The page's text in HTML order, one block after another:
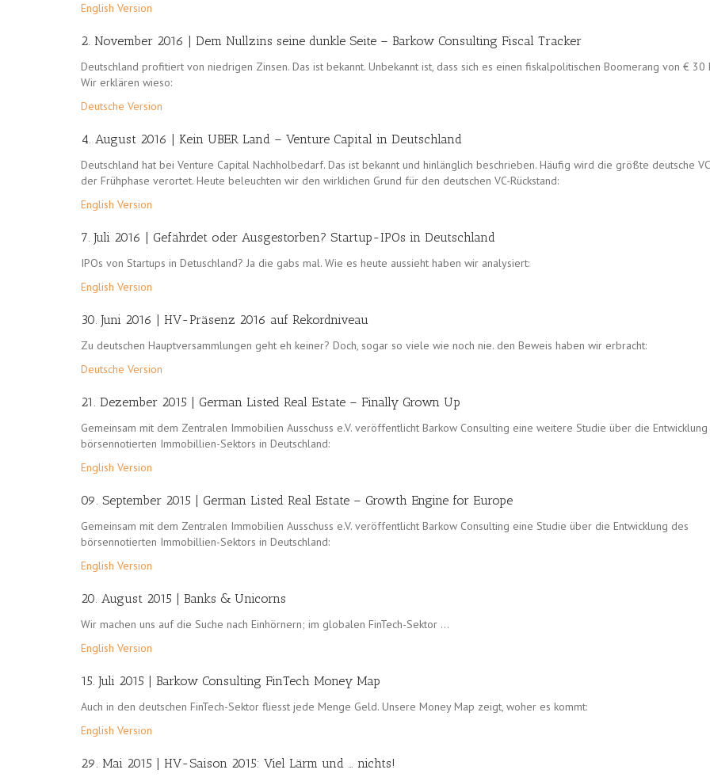
English Version
2. November 2016 | Dem Nullzins seine dunkle Seite – Barkow Consulting Fiscal Tracker
Deutschland profitiert von niedrigen Zinsen. Das ist bekannt. Unbekannt ist, dass sich es einen fiskalpolitischen Boomerang von € 30
Wir erklären wieso:
Deutsche Version
4. August 2016 | Kein UBER Land – Venture Capital in Deutschland
Deutschland hat bei Venture Capital Nachholbedarf. Das ist bekannt und hinlänglich beschrieben. Häufig wird die größte deutsche
der Frühphase verortet. Heute beleuchten wir den wirklichen Grund für den deutschen VC-Rückstand:
English Version
7. Juli 2016 | Gefährdet oder Ausgestorben? Startup-IPOs in Deutschland
IPOs von Startups in Detuschland? Ja die gabs mal. Wie es heute aussieht haben wir analysiert:
English Version
30. Juni 2016 | HV-Präsenz 2016 auf Rekordniveau
Zu deutschen Hauptversammlungen geht eh keiner? Doch, sogar so viele wie noch nie. den Beweis haben wir erbracht:
Deutsche Version
21. Dezember 2015 | German Listed Real Estate – Finally Grown Up
Gemeinsam mit dem Zentralen Immobilien Ausschuss e.V. veröffentlicht Barkow Consulting eine weitere Studie über die
börsennotierten Immobillien-Sektors in Deutschland:
English Version
09. September 2015 | German Listed Real Estate – Growth Engine for Europe
Gemeinsam mit dem Zentralen Immobilien Ausschuss e.V. veröffentlicht Barkow Consulting eine Studie über die Entwicklung des
börsennotierten Immobillien-Sektors in Deutschland:
English Version
20. August 2015 | Banks & Unicorns
Wir machen uns auf die Suche nach Einhörnern; im globalen FinTech-Sektor …
English Version
15. Juli 2015 | Barkow Consulting FinTech Money Map
Auch in den deutschen FinTech-Sektor fliesst jede Menge Geld. Unsere Money Map zeigt, woher es kommt:
English Version
29. Mai 2015 | HV-Saison 2015: Viel Lärm und … nichts!